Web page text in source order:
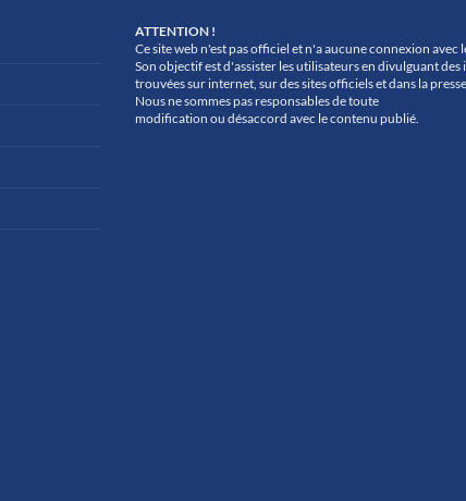
ATTENTION !
Ce site web n'est pas officiel et n'a aucune connexion avec
Son objectif est d'assister les utilisateurs en divulguant
trouvées sur internet, sur des sites officiels et dans la presse.
Nous ne sommes pas responsables de toute
modification ou désaccord avec le contenu publié.